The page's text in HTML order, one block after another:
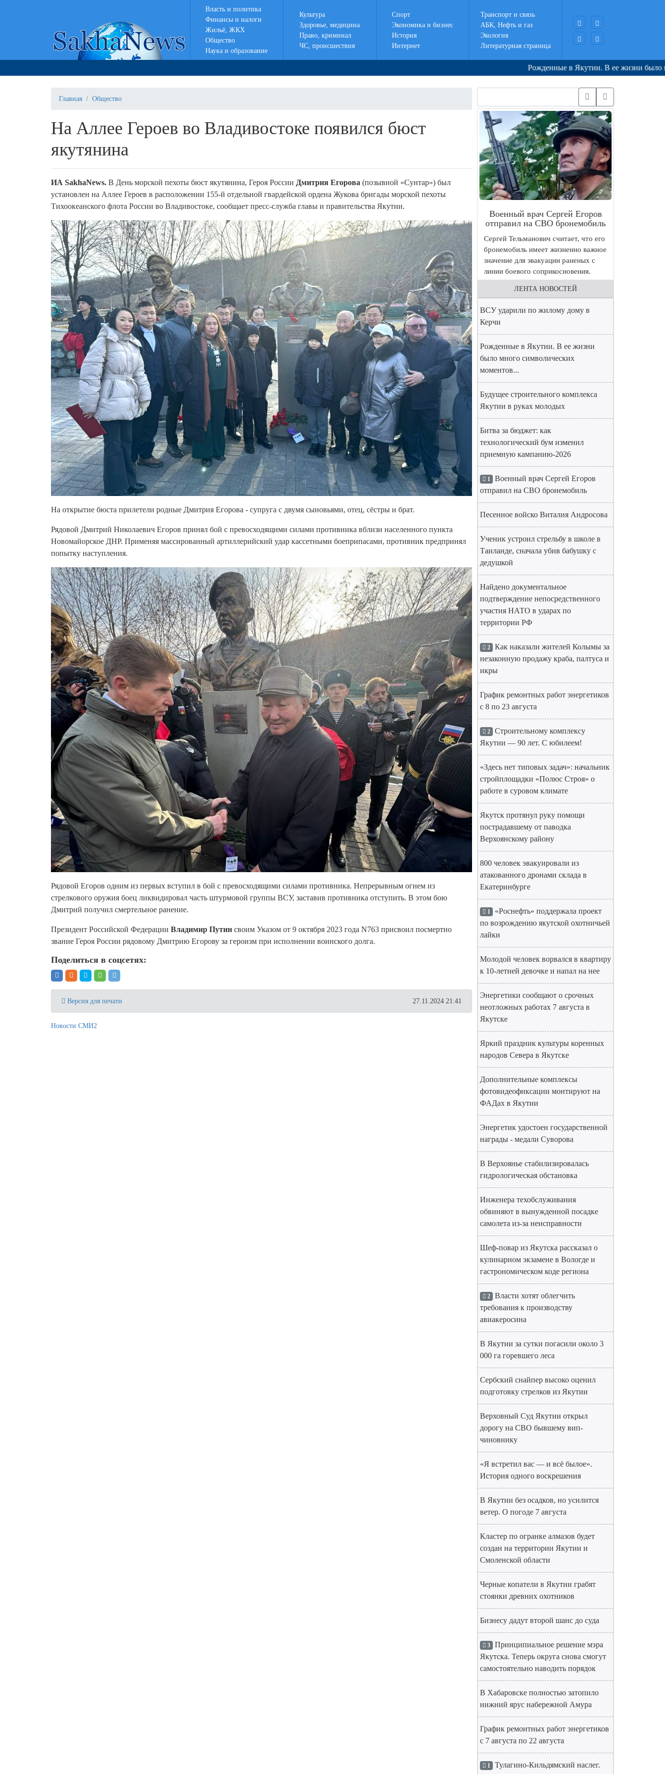
Власть и политика
Финансы и налоги
Жильё, ЖКХ
Общество
Наука и образование
Культура
Здоровье, медицина
Право, криминал
ЧС, происшествия
Спорт
Экономика и бизнес
История
Интернет
Транспорт и связь
АБК, Нефть и газ
Экология
Литературная страница
Рожденные в Якутии. В ее жизни было много
Главная Общество
На Аллее Героев во Владивостоке появился бюст
якутянина
ИА SakhaNews. В День морской пехоты бюст якутянина, Героя России Дмитрия Егорова (позывной «Сунтар») был
установлен на Аллее Героев в расположении 155-й отдельной гвардейской ордена Жукова бригады морской пехоты
Тихоокеанского флота России во Владивостоке, сообщает пресс-служба главы и правительства Якутии.
На открытие бюста прилетели родные Дмитрия Егорова - супруга с двумя сыновьями, отец, сёстры и брат.
Рядовой Дмитрий Николаевич Егоров принял бой с превосходящими силами противника вблизи населенного пункта
Новомайорское ДНР. Применяя массированный артиллерийский удар кассетными боеприпасами, противник предпринял
попытку наступления.
Рядовой Егоров одним из первых вступил в бой с превосходящими силами противника. Непрерывным огнем из
стрелкового оружия боец ликвидировал часть штурмовой группы ВСУ, заставив противника отступить. В этом бою
Дмитрий получил смертельное ранение.
Президент Российской Федерации Владимир Путин своим Указом от 9 октября 2023 года N763 присвоил посмертно
звание Героя России рядовому Дмитрию Егорову за героизм при исполнении воинского долга.
Поделиться в соцсетях:
Версия для печати 27.11.2024 21:41
Новости СМИ2
Военный врач Сергей Егоров
отправил на СВО бронемобиль
Сергей Тельманович считает, что его
бронемобиль имеет жизненно важное
значение для эвакуации раненых с
линии боевого соприкосновения.
ЛЕНТА НОВОСТЕЙ
ВСУ ударили по жилому дому в
Керчи
Рожденные в Якутии. В ее жизни
было много символических
моментов...
Будущее строительного комплекса
Якутии в руках молодых
Битва за бюджет: как
технологический бум изменил
приемную кампанию-2026
1 Военный врач Сергей Егоров
отправил на СВО бронемобиль
Песенное войско Виталия Андросова
Ученик устроил стрельбу в школе в
Таиланде, сначала убив бабушку с
дедушкой
Найдено документальное
подтверждение непосредственного
участия НАТО в ударах по
территории РФ
2 Как наказали жителей Колымы за
незаконную продажу краба, палтуса и
икры
График ремонтных работ энергетиков
с 8 по 23 августа
2 Строительному комплексу
Якутии — 90 лет. С юбилеем!
«Здесь нет типовых задач»: начальник
стройплощадки «Полюс Строя» о
работе в суровом климате
Якутск протянул руку помощи
пострадавшему от паводка
Верхоянскому району
800 человек эвакуировали из
атакованного дронами склада в
Екатеринбурге
1 «Роснефть» поддержала проект
по возрождению якутской охотничьей
лайки
Молодой человек ворвался в квартиру
к 10-летней девочке и напал на нее
Энергетики сообщают о срочных
неотложных работах 7 августа в
Якутске
Яркий праздник культуры коренных
народов Севера в Якутске
Дополнительные комплексы
фотовидеофиксации монтируют на
ФАДах в Якутии
Энергетик удостоен государственной
награды - медали Суворова
В Верхоянье стабилизировалась
гидрологическая обстановка
Инженера техобслуживания
обвиняют в вынужденной посадке
самолета из-за неисправности
Шеф-повар из Якутска рассказал о
кулинарном экзамене в Вологде и
гастрономическом коде региона
2 Власти хотят облегчить
требования к производству
авиакеросина
В Якутии за сутки погасили около 3
000 га горевшего леса
Сербский снайпер высоко оценил
подготовку стрелков из Якутии
Верховный Суд Якутии открыл
дорогу на СВО бывшему вип-
чиновнику
«Я встретил вас — и всё былое».
История одного воскрешения
В Якутии без осадков, но усилится
ветер. О погоде 7 августа
Кластер по огранке алмазов будет
создан на территории Якутии и
Смоленской области
Черные копатели в Якутии грабят
стоянки древних охотников
Бизнесу дадут второй шанс до суда
3 Принципиальное решение мэра
Якутска. Теперь округа снова смогут
самостоятельно наводить порядок
В Хабаровске полностью затопило
нижний ярус набережной Амура
График ремонтных работ энергетиков
с 7 августа по 22 августа
1 Тулагино-Кильдямский наслег.